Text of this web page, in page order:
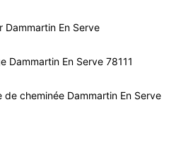
Dammartin En Serve
Dammartin En Serve 78111
cheminée Dammartin En Serve